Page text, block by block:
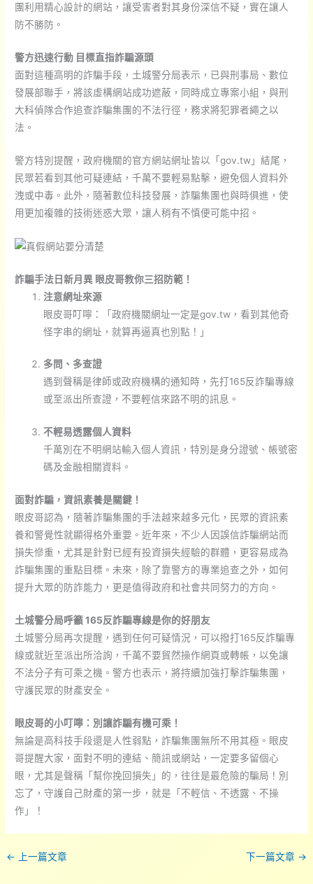
團利用精心設計的網站，讓受害者對其身份深信不疑，實在讓人
防不勝防。
警方迅速行動 目標直指詐騙源頭
面對這種高明的詐騙手段，土城警分局表示，已與刑事局、數位
發展部聯手，將該虛構網站成功遮蔽，同時成立專案小組，與刑
大科偵隊合作追查詐騙集團的不法行徑，務求將犯罪者繩之以
法。
警方特別提醒，政府機關的官方網站網址皆以「gov.tw」結尾，
民眾若看到其他可疑連結，千萬不要輕易點擊，避免個人資料外
洩或中毒。此外，隨著數位科技發展，詐騙集團也與時俱進，使
用更加複雜的技術迷惑大眾，讓人稍有不慎便可能中招。
詐騙手法日新月異 眼皮哥教你三招防範！
注意網址來源
眼皮哥叮嚀：「政府機關網址一定是gov.tw，看到其他奇
怪字串的網址，就算再逼真也別點！」
多問、多查證
遇到聲稱是律師或政府機構的通知時，先打165反詐騙專線
或至派出所查證，不要輕信來路不明的訊息。
不輕易透露個人資料
千萬別在不明網站輸入個人資訊，特別是身分證號、帳號密
碼及金融相關資料。
面對詐騙，資訊素養是關鍵！
眼皮哥認為，隨著詐騙集團的手法越來越多元化，民眾的資訊素
養和警覺性就顯得格外重要。近年來，不少人因誤信詐騙網站而
損失慘重，尤其是針對已經有投資損失經驗的群體，更容易成為
詐騙集團的重點目標。未來，除了靠警方的專業追查之外，如何
提升大眾的防詐能力，更是值得政府和社會共同努力的方向。
土城警分局呼籲 165反詐騙專線是你的好朋友
土城警分局再次提醒，遇到任何可疑情況，可以撥打165反詐騙專
線或就近至派出所洽詢，千萬不要貿然操作網頁或轉帳，以免讓
不法分子有可乘之機。警方也表示，將持續加強打擊詐騙集團，
守護民眾的財產安全。
眼皮哥的小叮嚀：別讓詐騙有機可乘！
無論是高科技手段還是人性弱點，詐騙集團無所不用其極。眼皮
哥提醒大家，面對不明的連結、簡訊或網站，一定要多留個心
眼，尤其是聲稱「幫你挽回損失」的，往往是最危險的騙局！別
忘了，守護自己財產的第一步，就是「不輕信、不透露、不操
作」！
← 上一篇文章 下一篇文章 →